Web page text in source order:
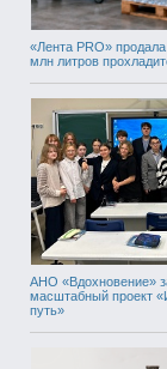
«Лента PRO»
млн литров
АНО «Вдохновение»
масштабный проект
путь»